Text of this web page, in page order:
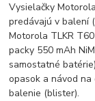
Vysielačky
predávajú v balení
Motorola TLKR
packy 550 mAh
samostatné
opasok a návod
balenie (blister).